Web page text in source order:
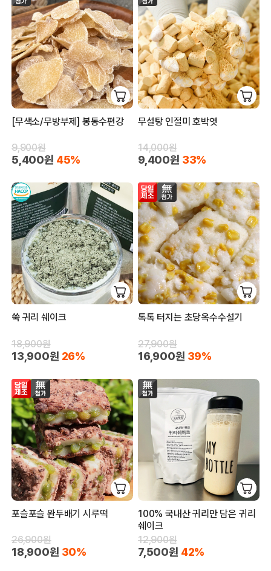
[무색소/무방부제] 봉동수편강
9,900원
5,400원 45%
무설탕 인절미 호박엿
14,000원
9,400원 33%
쑥 귀리 쉐이크
18,900원
13,900원 26%
톡톡 터지는 초당옥수수설기
27,900원
16,900원 39%
포슬포슬 완두배기 시루떡
26,900원
18,900원 30%
100% 국내산 귀리만 담은 귀리
쉐이크
12,900원
7,500원 42%